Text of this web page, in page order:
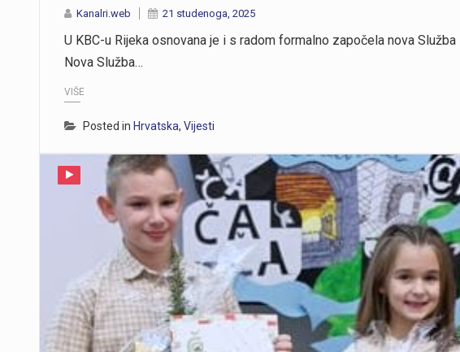
Kanalri.web 21 studenoga, 2025
U KBC-u Rijeka osnovana je i s radom formalno započela nova
Nova Služba…
VIŠE
Posted in Hrvatska, Vijesti